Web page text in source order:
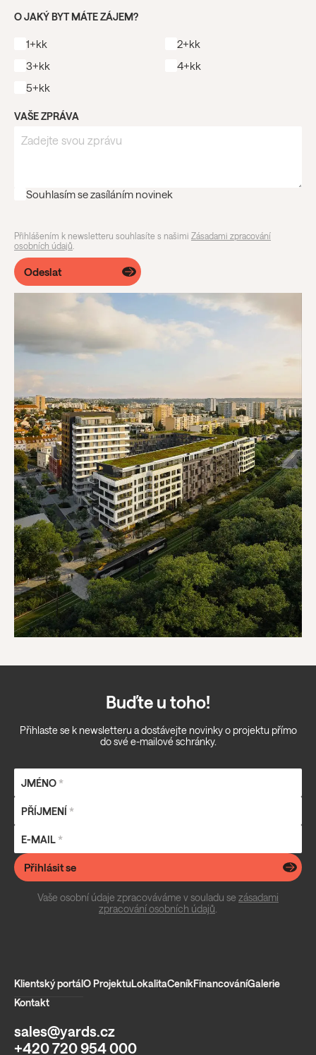
O JAKÝ BYT MÁTE ZÁJEM?
1+kk
2+kk
3+kk
4+kk
5+kk
VAŠE ZPRÁVA
Souhlasím se zasíláním novinek
Přihlášením k newsletteru souhlasíte s našimi Zásadami zpracování
osobních údajů
Odeslat
Buďte u toho!
Přihlaste se k newsletteru a dostávejte novinky o projektu přímo
do své e-mailové schránky.
JMÉNO*
PŘÍJMENÍ *
E-MAIL*
Přihlásit se
Vaše osobní údaje zpracováváme v souladu se zásadami
zpracování osobních údajů
sales@yards.cz
+420 720 954 000
Klientský portálO ProjektuLokalitaCeníkFinancováníGalerie
Kontakt